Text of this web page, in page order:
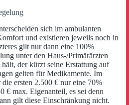
sich im ambulanten
und existieren jeweils noch in
gilt nur dann eine 100%
unter den Haus-/Primärärzten
der kürzt seine Erstattung auf
gelten für Medikamente. Im
ersten 2.500 € nur eine 70%
€ max. Eigenanteil, es sei denn
gilt diese Einschränkung nicht.